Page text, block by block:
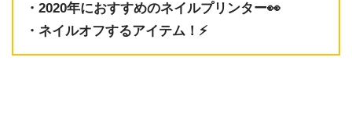
・2020年におすすめのネイルプリンター👀
・ネイルオフするアイテム！⚡️